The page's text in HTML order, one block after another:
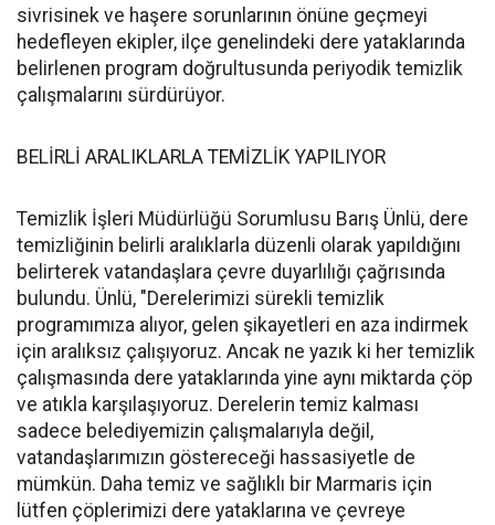
sivrisinek ve haşere sorunlarının önüne geçmeyi
hedefleyen ekipler, ilçe genelindeki dere yataklarında
belirlenen program doğrultusunda periyodik temizlik
çalışmalarını sürdürüyor.
BELİRLİ ARALIKLARLA TEMİZLİK YAPILIYOR
Temizlik İşleri Müdürlüğü Sorumlusu Barış Ünlü, dere
temizliğinin belirli aralıklarla düzenli olarak yapıldığını
belirterek vatandaşlara çevre duyarlılığı çağrısında
bulundu. Ünlü, "Derelerimizi sürekli temizlik
programımıza alıyor, gelen şikayetleri en aza indirmek
için aralıksız çalışıyoruz. Ancak ne yazık ki her temizlik
çalışmasında dere yataklarında yine aynı miktarda çöp
ve atıkla karşılaşıyoruz. Derelerin temiz kalması
sadece belediyemizin çalışmalarıyla değil,
vatandaşlarımızın göstereceği hassasiyetle de
mümkün. Daha temiz ve sağlıklı bir Marmaris için
lütfen çöplerimizi dere yataklarına ve çevreye